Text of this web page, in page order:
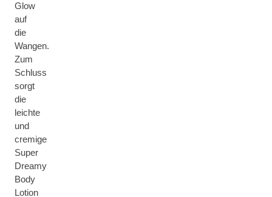
Glow
auf
die
Wangen.
Zum
Schluss
sorgt
die
leichte
und
cremige
Super
Dreamy
Body
Lotion